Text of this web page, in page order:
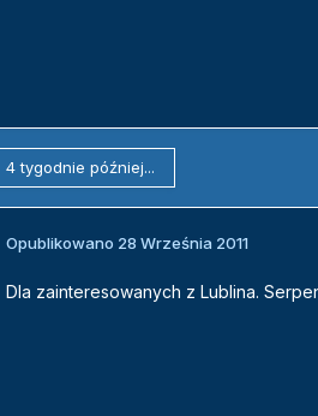
4 tygodnie później...
Opublikowano 28 Września 2011
Dla zainteresowanych z Lublina.